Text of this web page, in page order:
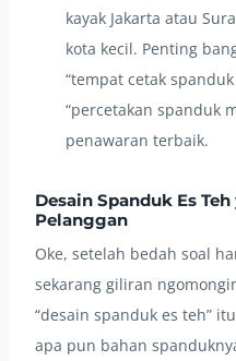
kayak Jakarta atau
kota kecil. Penting
“tempat cetak
“percetakan spanduk
penawaran terbaik.
Desain Spanduk Es
Pelanggan
Oke, setelah bedah soal
sekarang giliran
“desain spanduk es teh”
apa pun bahan